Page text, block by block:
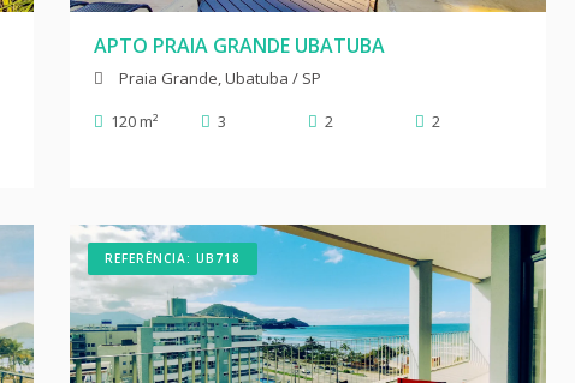
APTO PRAIA GRANDE UBATUBA
Praia Grande, Ubatuba / SP
120 m²
3 2 2
REFERÊNCIA: UB718